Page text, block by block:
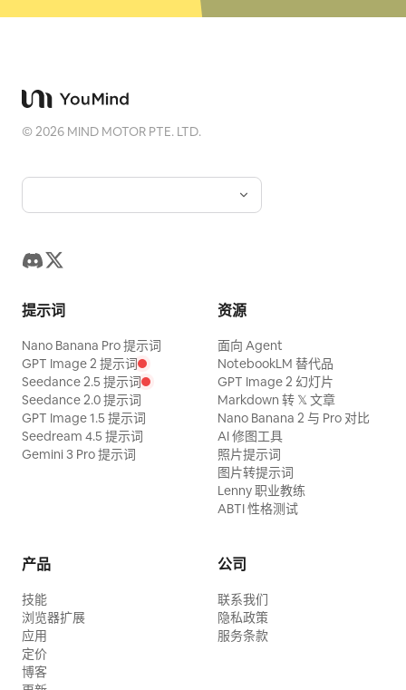
©2026 MIND MOTOR PTE. LTD.
提示词
Nano Banana Pro 提示词
GPT Image 2 提示词
Seedance 2.5 提示词
Seedance 2.0 提示词
GPT Image 1.5 提示词
Seedream 4.5 提示词
Gemini 3 Pro 提示词
资源
面向 Agent
NotebookLM 替代品
GPT Image 2 幻灯片
Markdown 转 𝕏 文章
Nano Banana 2 与 Pro 对比
AI 修图工具
照片提示词
图片转提示词
Lenny 职业教练
ABTI 性格测试
产品
技能
浏览器扩展
应用
定价
博客
公司
联系我们
隐私政策
服务条款